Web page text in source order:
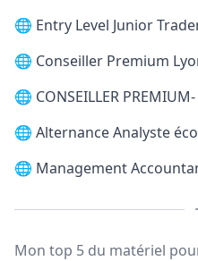
🌐 Entry Level Junior
🌐 Conseiller Premium
🌐 CONSEILLER
🌐 Alternance Analyste
🌐 Management
Mon top 5 du matériel